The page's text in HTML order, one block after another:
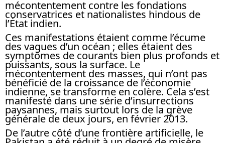
mécontentement contre les fondations
conservatrices et nationalistes hindous de
l’État indien.
Ces manifestations étaient comme l’écume
des vagues d’un océan ; elles étaient des
symptômes de courants bien plus profonds et
puissants, sous la surface. Le
mécontentement des masses, qui n’ont pas
bénéficié de la croissance de l’économie
indienne, se transforme en colère. Cela s’est
manifesté dans une série d’insurrections
paysannes, mais surtout lors de la grève
générale de deux jours, en février 2013.
De l’autre côté d’une frontière artificielle, le